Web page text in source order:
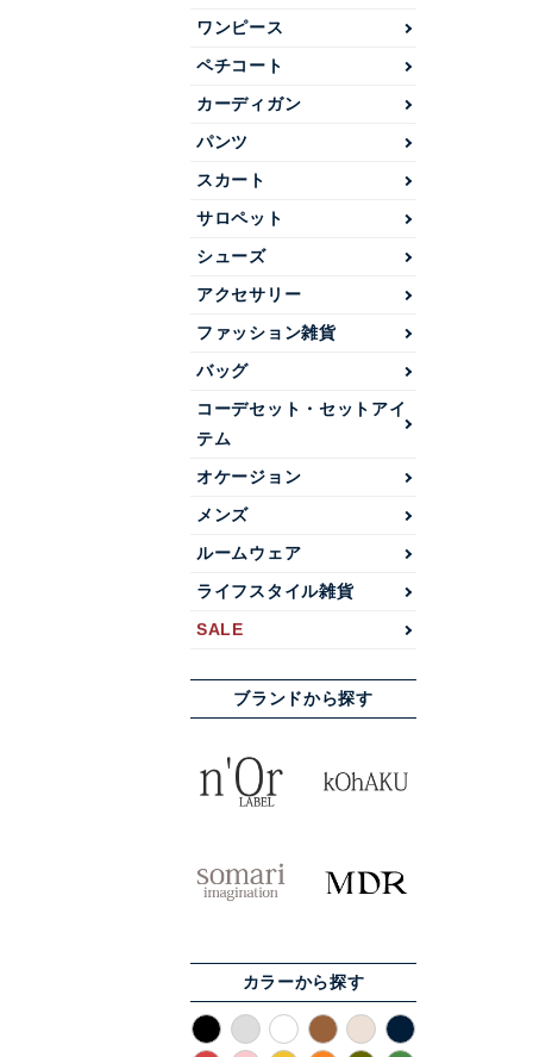
ワンピース
ペチコート
カーディガン
パンツ
スカート
サロペット
シューズ
アクセサリー
ファッション雑貨
バッグ
コーデセット・セットアイ
テム
オケージョン
メンズ
ルームウェア
ライフスタイル雑貨
SALE
ブランドから探す
カラーから探す